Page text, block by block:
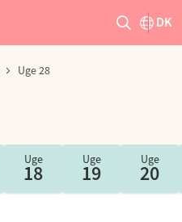
DK
Uge 28
Uge
18
Uge
19
Uge
20